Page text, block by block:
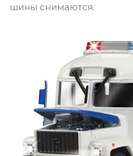
шины снимаются.